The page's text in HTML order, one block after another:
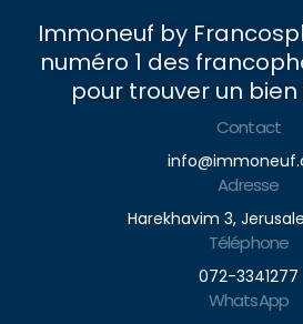
Immoneuf by
numéro 1 des
pour trouver un
Contact
Adresse
Harekhavim 3,
Téléphone
072-3341277
WhatsApp